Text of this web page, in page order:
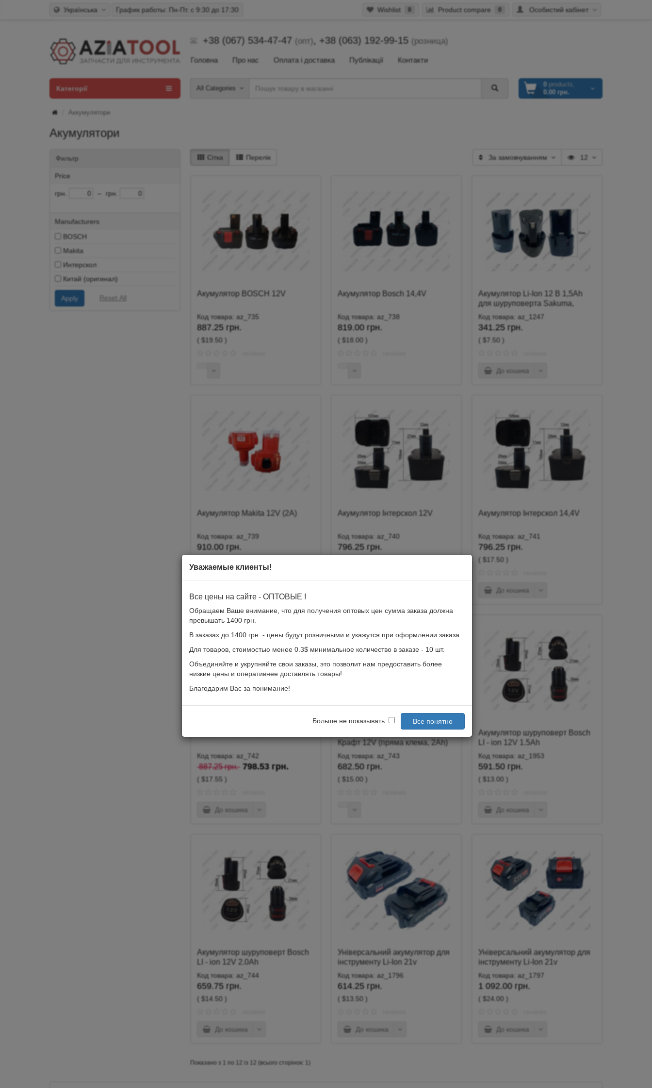
Українська График работы: Пн-Пт. с 9:30 до 17:30 Особистий кабінет
Wishlist Product compare
+38 (067) 534-47-47 (опт), +38 (063) 192-99-15 (розница)
Головна Про нас Оплата і доставка Публікації Контакти
All Categories
0products,
0.00 грн.
Категорії
Аккумулятори
Акумулятори
Фильтр
Price
грн. – грн.
Manufacturers
BOSCH
Makita
Интерскол
Китай (оригинал)
Сітка Перелік За замовчуванням 12
Акумулятор BOSCH 12V
Код товара: az_735
887.25 грн.
( $19.50 )
Акумулятор Bosch 14,4V
Код товара: az_738
819.00 грн.
( $18.00 )
Акумулятор Li-Ion 12 В 1,5Ah
для шуруповерта Sakumа,
Makita, Элпром (універсальный)
Код товара: az_1247
341.25 грн.
( $7.50 )
До кошика
Акумулятор Makita 12V (2А)
Код товара: az_739
910.00 грн.
Акумулятор Інтерскол 12V
Код товара: az_740
796.25 грн.
Акумулятор Інтерскол 14,4V
Код товара: az_741
796.25 грн.
( $17.50 )
До кошика
Код товара: az_742
887.25 грн. 798.53 грн.
( $17.55 )
До кошика
Крафт 12V (пряма клема, 2Ah)
Код товара: az_743
682.50 грн.
( $15.00 )
Акумулятор шуруповерт Bosch
LI - ion 12V 1.5Ah
Код товара: az_1953
591.50 грн.
( $13.00 )
До кошика
Акумулятор шуруповерт Bosch
LI - ion 12V 2.0Ah
Код товара: az_744
659.75 грн.
( $14.50 )
До кошика
Універсальний акумулятор для
інструменту Li-Ion 21v
(2000mah)
Код товара: az_1796
614.25 грн.
( $13.50 )
До кошика
Універсальний акумулятор для
інструменту Li-Ion 21v
(4000mah)
Код товара: az_1797
1 092.00 грн.
( $24.00 )
До кошика
Показано з 1 по 12 із 12 (всього сторінок: 1)
Уважаемые клиенты!
Все цены на сайте - ОПТОВЫЕ !
Обращаем Ваше внимание, что для получения оптовых цен сумма заказа должна
превышать 1400 грн.
В заказах до 1400 грн. - цены будут розничными и укажутся при оформлении заказа.
Для товаров, стоимостью менее 0.3$ минимальное количество в заказе - 10 шт.
Объединяйте и укрупняйте свои заказы, это позволит нам предоставить более
низкие цены и оперативнее доставлять товары!
Благодарим Вас за понимание!
Больше не показывать Все понятно